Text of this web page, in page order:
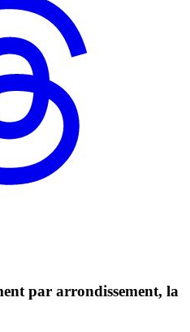
par arrondissement, la